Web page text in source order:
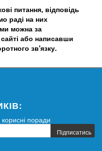
питання, відповідь
раді на них
можна за
або написавши
зв'язку.
корисні поради
Підписатись